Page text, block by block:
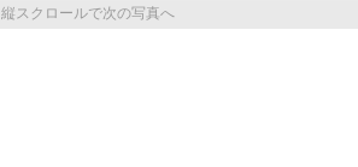
縦スクロールで次の写真へ